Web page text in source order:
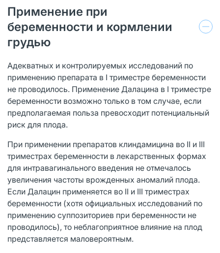
Применение при
беременности и кормлении
грудью
Адекватных и контролируемых исследований по
применению препарата в I триместре беременности
не проводилось. Применение Далацина в I триместре
беременности возможно только в том случае, если
предполагаемая польза превосходит потенциальный
риск для плода.
При применении препаратов клиндамицина во II и III
триместрах беременности в лекарственных формах
для интравагинального введения не отмечалось
увеличения частоты врожденных аномалий плода.
Если Далацин применяется во II и III триместрах
беременности (хотя официальных исследований по
применению суппозиториев при беременности не
проводилось), то неблагоприятное влияние на плод
представляется маловероятным.